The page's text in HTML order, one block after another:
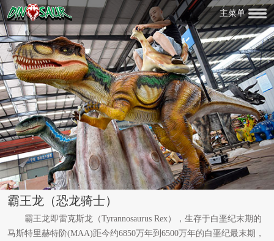
主菜单
霸王龙（恐龙骑士）
霸王龙即雷克斯龙（Tyrannosaurus Rex），生存于白垩纪末期的
马斯特里赫特阶(MAA)距今约6850万年到6500万年的白垩纪最末期，